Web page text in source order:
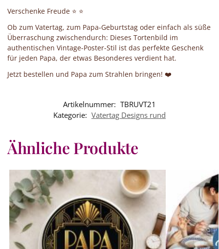
Verschenke Freude ⭐ ⭐
Ob zum Vatertag, zum Papa-Geburtstag oder einfach als süße
Überraschung zwischendurch: Dieses Tortenbild im
authentischen Vintage-Poster-Stil ist das perfekte Geschenk
für jeden Papa, der etwas Besonderes verdient hat.
Jetzt bestellen und Papa zum Strahlen bringen! ❤️
Artikelnummer: TBRUVT21
Kategorie: Vatertag Designs rund
Ähnliche Produkte